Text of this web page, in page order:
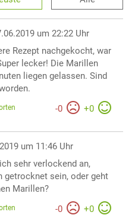
um 22:22 Uhr
Rezept nachgekocht, war
lecker! Die Marillen
liegen gelassen. Sind
-0 +0
um 11:46 Uhr
sehr verlockend an,
getrocknet sein, oder geht
Marillen?
-0 +0